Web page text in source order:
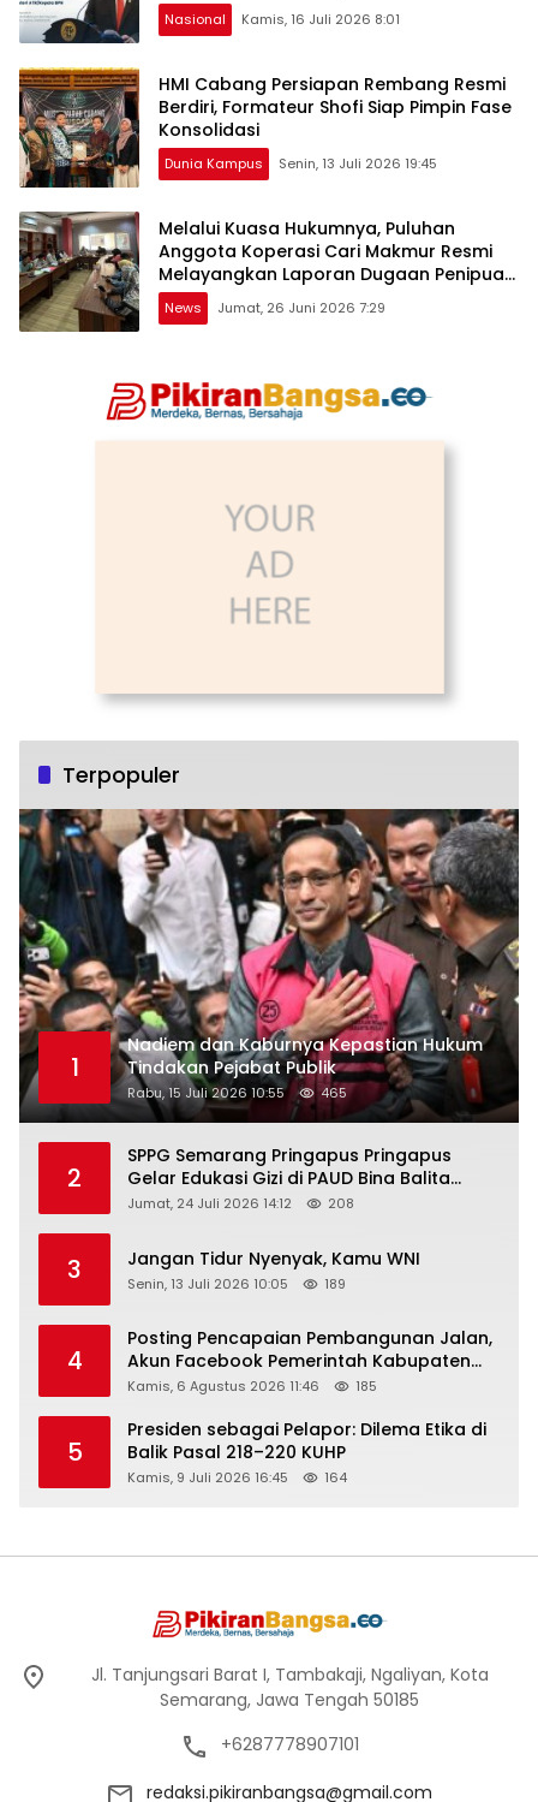
Nasional Kamis, 16 Juli 2026 8:01
HMI Cabang Persiapan Rembang Resmi
Berdiri, Formateur Shofi Siap Pimpin Fase
Konsolidasi
Dunia Kampus Senin, 13 Juli 2026 19:45
Melalui Kuasa Hukumnya, Puluhan
Anggota Koperasi Cari Makmur Resmi
Melayangkan Laporan Dugaan Penipuan,
Penggelapan, & TPPU
News Jumat, 26 Juni 2026 7:29
Terpopuler
1
Nadiem dan Kaburnya Kepastian Hukum
Tindakan Pejabat Publik
Rabu, 15 Juli 2026 10:55 465
2
SPPG Semarang Pringapus Pringapus
Gelar Edukasi Gizi di PAUD Bina Balita
Peringati Hari Anak Nasional 2026
Jumat, 24 Juli 2026 14:12 208
3 Jangan Tidur Nyenyak, Kamu WNI
Senin, 13 Juli 2026 10:05 189
4
Posting Pencapaian Pembangunan Jalan,
Akun Facebook Pemerintah Kabupaten
Rembang “Dirujak” Warganet
Kamis, 6 Agustus 2026 11:46 185
5
Presiden sebagai Pelapor: Dilema Etika di
Balik Pasal 218–220 KUHP
Kamis, 9 Juli 2026 16:45 164
Jl. Tanjungsari Barat I, Tambakaji, Ngaliyan, Kota
Semarang, Jawa Tengah 50185
+6287778907101
redaksi.pikiranbangsa@gmail.com